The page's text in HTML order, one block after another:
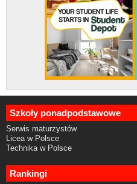
Szkoły ponadpodstawowe
Serwis maturzystów
Licea w Polsce
Technika w Polsce
Rankingi